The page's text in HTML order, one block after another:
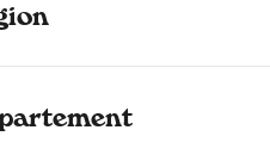
certifiés)
base nautique) 15 avenue du